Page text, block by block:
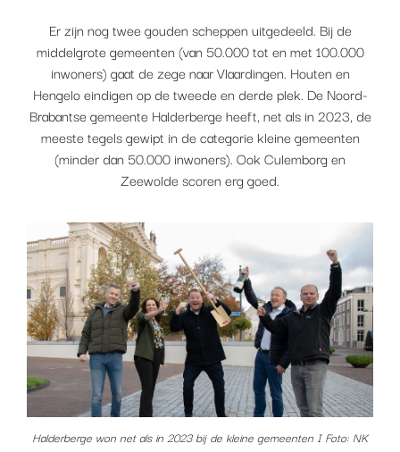
Er zijn nog twee gouden scheppen uitgedeeld. Bij de
middelgrote gemeenten (van 50.000 tot en met 100.000
inwoners) gaat de zege naar Vlaardingen. Houten en
Hengelo eindigen op de tweede en derde plek. De Noord-
Brabantse gemeente Halderberge heeft, net als in 2023, de
meeste tegels gewipt in de categorie kleine gemeenten
(minder dan 50.000 inwoners). Ook Culemborg en
Zeewolde scoren erg goed.
Halderberge won net als in 2023 bij de kleine gemeenten I Foto: NK